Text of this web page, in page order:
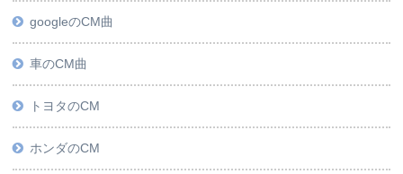
googleのCM曲
車のCM曲
トヨタのCM
ホンダのCM